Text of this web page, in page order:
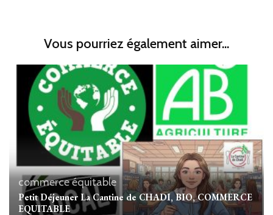
Vous pourriez également aimer...
commerce équitable
Petit Déjeuner La Cantine de CHADI, BIO, COMMERCE
EQUITABLE